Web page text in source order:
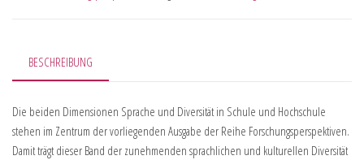
BESCHREIBUNG
Die beiden Dimensionen Sprache und Diversität in Schule und Hochschule
stehen im Zentrum der vorliegenden Ausgabe der Reihe Forschungsperspektiven.
Damit trägt dieser Band der zunehmenden sprachlichen und kulturellen Diversität